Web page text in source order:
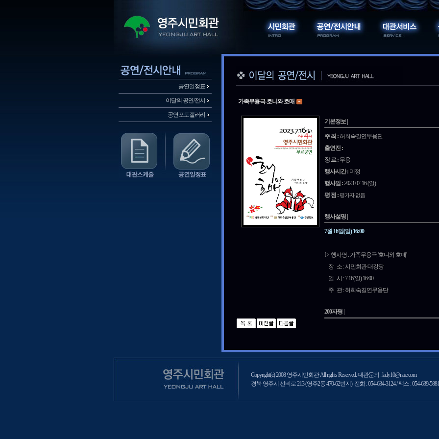
공연일정표
이달의 공연/전시
공연포토갤러리
가족무용극-호니와 호매
기본정보 |
주 최 :허희숙길연무용단
출연진 :
장 르 : 무용
행사시간 : 미정
행사일 :2023-07-16 (일)
평 점 :평가자 없음
행사설명 |
7월 16일(일) 16:00
▷ 행사명 : 가족무용극 '호니와 호매'
장 소 : 시민회관 대강당
일 시 : 7.16(일) 16:00
주 관 : 허희숙길연무용단
200자평 |
Copyright(c) 2008 영주시민회관 All rights Reserved. 대관문의 : lady10@nate.com
경북 영주시 선비로 213 (영주2동 470-62번지) 전화 : 054-634-3124 / 팩스 : 054-639-5881